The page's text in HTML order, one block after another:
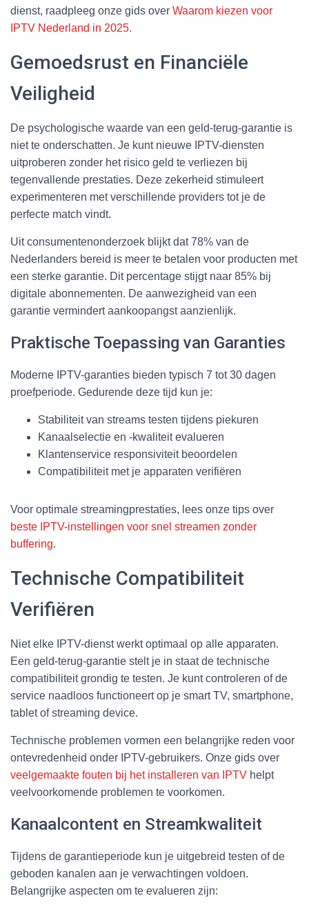
dienst, raadpleeg onze gids over Waarom kiezen voor
IPTV Nederland in 2025.
Gemoedsrust en Financiële
Veiligheid
De psychologische waarde van een geld-terug-garantie is
niet te onderschatten. Je kunt nieuwe IPTV-diensten
uitproberen zonder het risico geld te verliezen bij
tegenvallende prestaties. Deze zekerheid stimuleert
experimenteren met verschillende providers tot je de
perfecte match vindt.
Uit consumentenonderzoek blijkt dat 78% van de
Nederlanders bereid is meer te betalen voor producten met
een sterke garantie. Dit percentage stijgt naar 85% bij
digitale abonnementen. De aanwezigheid van een
garantie vermindert aankoopangst aanzienlijk.
Praktische Toepassing van Garanties
Moderne IPTV-garanties bieden typisch 7 tot 30 dagen
proefperiode. Gedurende deze tijd kun je:
Stabiliteit van streams testen tijdens piekuren
Kanaalselectie en -kwaliteit evalueren
Klantenservice responsiviteit beoordelen
Compatibiliteit met je apparaten verifiëren
Voor optimale streamingprestaties, lees onze tips over
beste IPTV-instellingen voor snel streamen zonder
buffering.
Technische Compatibiliteit
Verifiëren
Niet elke IPTV-dienst werkt optimaal op alle apparaten.
Een geld-terug-garantie stelt je in staat de technische
compatibiliteit grondig te testen. Je kunt controleren of de
service naadloos functioneert op je smart TV, smartphone,
tablet of streaming device.
Technische problemen vormen een belangrijke reden voor
ontevredenheid onder IPTV-gebruikers. Onze gids over
veelgemaakte fouten bij het installeren van IPTV helpt
veelvoorkomende problemen te voorkomen.
Kanaalcontent en Streamkwaliteit
Tijdens de garantieperiode kun je uitgebreid testen of de
geboden kanalen aan je verwachtingen voldoen.
Belangrijke aspecten om te evalueren zijn: